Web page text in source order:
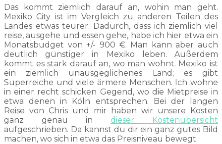
Das kommt ziemlich darauf an, wohin man geht.
Mexiko City ist im Vergleich zu anderen Teilen des
Landes etwas teurer. Dadurch, dass ich ziemlich viel
reise, ausgehe und essen gehe, habe ich hier etwa ein
Monatsbudget von +/- 900 €. Man kann aber auch
deutlich günstiger in Mexiko leben. Außerdem
kommt es stark darauf an, wo man wohnt. Mexiko ist
ein ziemlich unausgeglichenes Land; es gibt
Superreiche und viele ärmere Menschen. Ich wohne
in einer recht schicken Gegend, wo die Mietpreise in
etwa denen in Köln entsprechen. Bei der langen
Reise von Chris und mir haben wir unsere Kosten
ganz genau in dieser Kostenübersicht
aufgeschrieben. Da kannst du dir ein ganz gutes Bild
machen, wo sich in etwa das Preisniveau bewegt.